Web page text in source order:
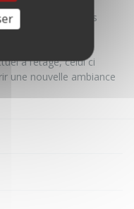
vous y verrez les
à l’étage, celui ci
une nouvelle ambiance